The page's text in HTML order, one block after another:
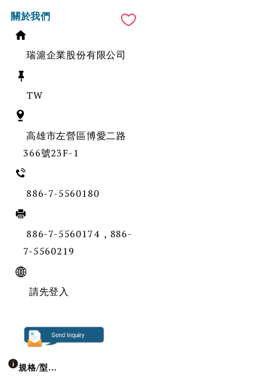
關於我們
瑞滬企業股份有限公司
TW
高雄市左營區博愛二路
366號23F-1
886-7-5560180
886-7-5560174 , 886-
7-5560219
請先登入
規格/型號